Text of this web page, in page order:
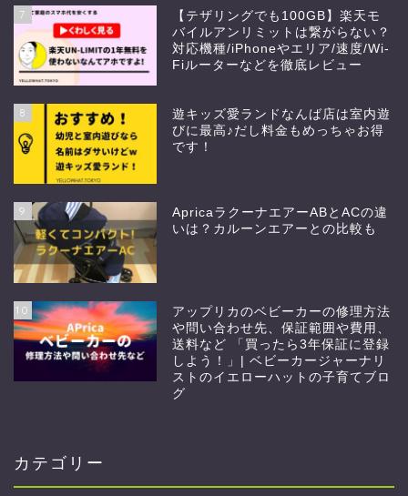
7
【テザリングでも100GB】楽天モ
バイルアンリミットは繋がらない？
対応機種/iPhoneやエリア/速度/Wi-
Fiルーターなどを徹底レビュー
8
遊キッズ愛ランドなんば店は室内遊
びに最高♪だし料金もめっちゃお得
です！
9
ApricaラクーナエアーABとACの違
いは？カルーンエアーとの比較も
10
アップリカのベビーカーの修理方法
や問い合わせ先、保証範囲や費用、
送料など 「買ったら3年保証に登録
しよう！」| ベビーカージャーナリ
ストのイエローハットの子育てブロ
グ
カテゴリー